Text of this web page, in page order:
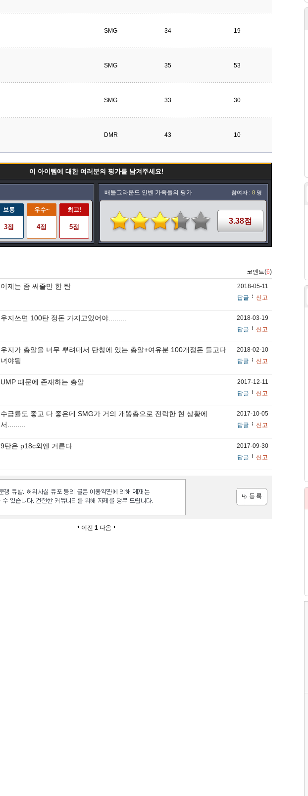
SMG 34 19
SMG 35 53
SMG 33 30
DMR 43 10
이 아이템에 대한 여러분의 평가를 남겨주세요!
보통
3점
우수~
4점
최고!
5점
배틀그라운드 인벤 가족들의 평가 참여자 : 8 명
3.38점
코멘트(6)
이제는 좀 써줄만 한 탄
2018-05-11
답글
신고
우지쓰면 100탄 정돈 가지고있어야.........
2018-03-19
답글
신고
우지가 총알을 너무 뿌려대서 탄창에 있는 총알+여유분 100개정돈 들고다
녀야됨
2018-02-10
답글
신고
UMP 때문에 존재하는 총알
2017-12-11
답글
신고
수급률도 좋고 다 좋은데 SMG가 거의 개똥총으로 전락한 현 상황에
서.........
2017-10-05
답글
신고
9탄은 p18c외엔 거른다
2017-09-30
답글
신고
이전 1 다음